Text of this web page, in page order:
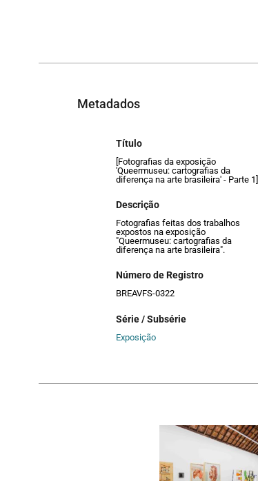
Metadados
Título
[Fotografias da exposição
'Queermuseu: cartografias da
diferença na arte brasileira' - Parte 1]
Descrição
Fotografias feitas dos trabalhos
expostos na exposição
"Queermuseu: cartografias da
diferença na arte brasileira".
Número de Registro
BREAVFS-0322
Série / Subsérie
Exposição